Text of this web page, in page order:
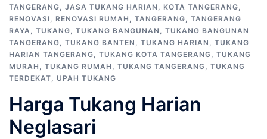
TANGERANG, JASA TUKANG HARIAN , KOTA TANGERANG,
RENOVASI, RENOVASI RUMAH , TANGERANG, TANGERANG
RAYA, TUKANG, TUKANG BANGUNAN , TUKANG BANGUNAN
TANGERANG, TUKANG BANTEN , TUKANG HARIAN , TUKANG
HARIAN TANGERANG, TUKANG KOTA TANGERANG, TUKANG
MURAH , TUKANG RUMAH , TUKANG TANGERANG, TUKANG
TERDEKAT, UPAH TUKANG
Harga Tukang Harian
Neglasari